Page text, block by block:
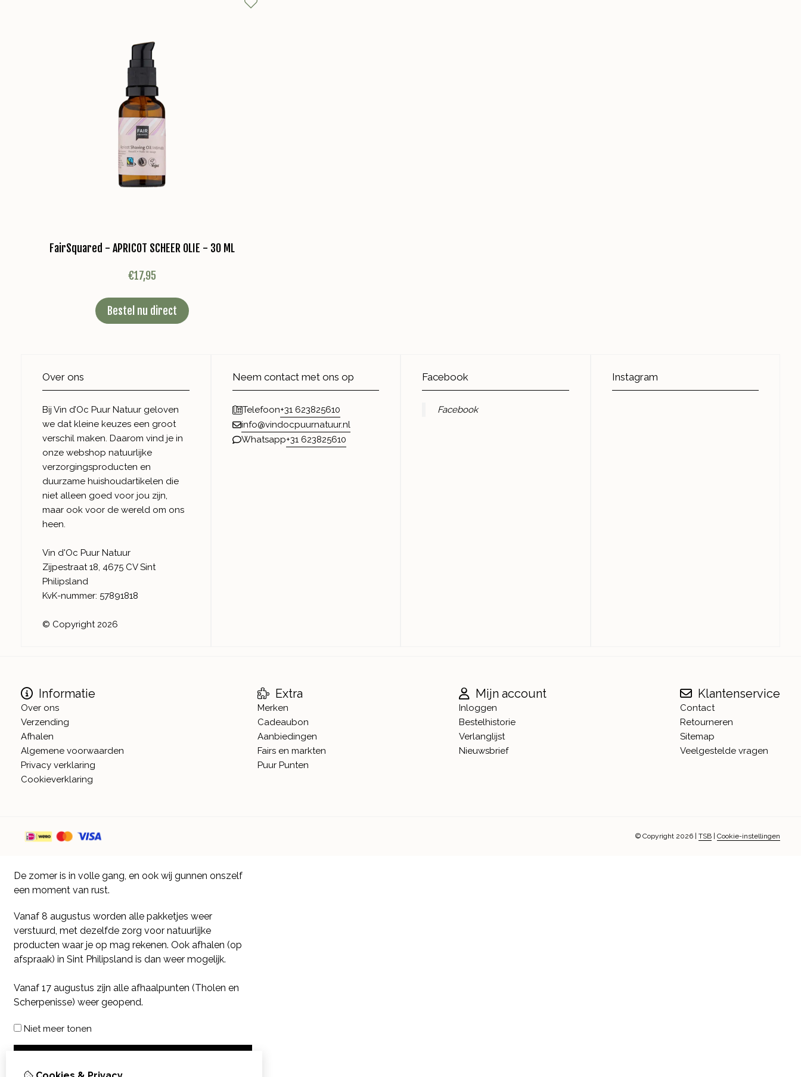
FairSquared - APRICOT SCHEER OLIE - 30 ML
€17,95
Bestel nu direct
Over ons
Bij Vin d’Oc Puur Natuur geloven
we dat kleine keuzes een groot
verschil maken. Daarom vind je in
onze webshop natuurlijke
verzorgingsproducten en
duurzame huishoudartikelen die
niet alleen goed voor jou zijn,
maar ook voor de wereld om ons
heen.
Vin d'Oc Puur Natuur
Zijpestraat 18, 4675 CV Sint
Philipsland
KvK-nummer: 57891818
© Copyright 2026
Neem contact met ons op
Telefoon+31 623825610
info@vindocpuurnatuur.nl
Whatsapp+31 623825610
Facebook
Facebook
Instagram
Informatie
Over ons
Verzending
Afhalen
Algemene voorwaarden
Privacy verklaring
Cookieverklaring
Extra
Merken
Cadeaubon
Aanbiedingen
Fairs en markten
Puur Punten
Mijn account
Inloggen
Bestelhistorie
Verlanglijst
Nieuwsbrief
Klantenservice
Contact
Retourneren
Sitemap
Veelgestelde vragen
© Copyright 2026 TSB Cookie-instellingen
De zomer is in volle gang, en ook wij gunnen onszelf
een moment van rust.
Vanaf 8 augustus worden alle pakketjes weer
verstuurd, met dezelfde zorg voor natuurlijke
producten waar je op mag rekenen. Ook afhalen (op
afspraak) in Sint Philipsland is dan weer mogelijk.
Vanaf 17 augustus zijn alle afhaalpunten (Tholen en
Scherpenisse) weer geopend.
Niet meer tonen